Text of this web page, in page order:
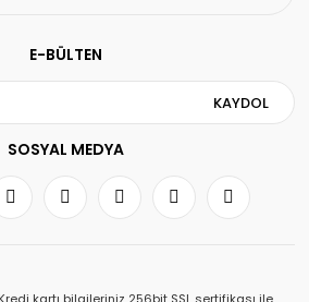
E-BÜLTEN
KAYDOL
SOSYAL MEDYA